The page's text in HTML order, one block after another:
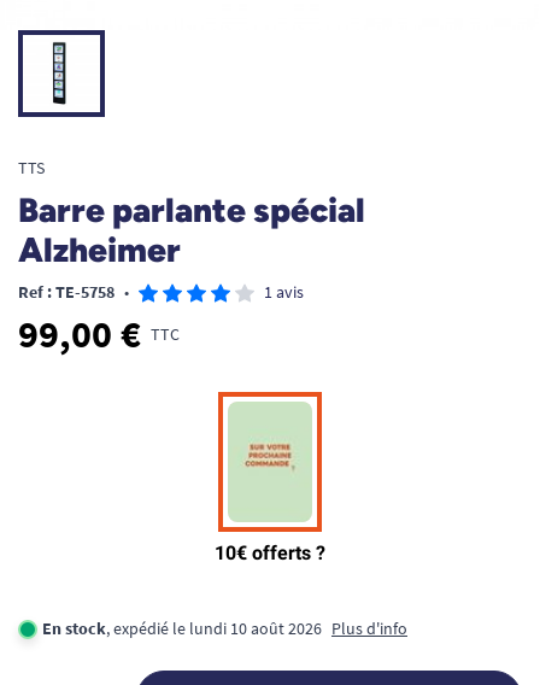
TTS
Barre parlante spécial
Alzheimer
Ref : TE-5758 • 1 avis
99,00 € TTC
En stock, expédié le lundi 10 août 2026 Plus d'info